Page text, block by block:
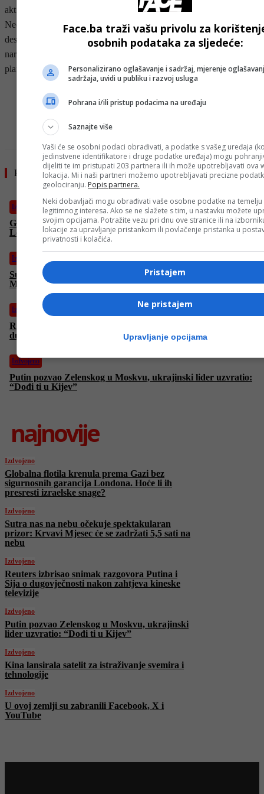
aktivnost na Karibima: “Zamislite da ste u ratu i izgubite 300.000…
Nećemo dopustiti da se to dogodi”, rekao je. Izvori su naveli da će
deset borbenih aviona biti upućeno u operacije protiv određenih
narkoterorističkih organizacija na jugu Kariba, s dolaskom
planiranim do kraja sljedeće sedmice.
Pročitajte još
Izdvojeno
Globalna flotila krenula prema Gazi bez sigurnosnih garancija
Londona. Hoće li ih presresti izraelske snage?
Izdvojeno
Sutra nas na nebu očekuje spektakularan prizor: Krvavi
Mjesec će se zadržati 5,5 sati na nebu
Izdvojeno
Reuters izbrisao snimak razgovora Putina i Sija o
dugovječnosti nakon zahtjeva kineske televizije
Izdvojeno
Putin pozvao Zelenskog u Moskvu, ukrajinski lider uzvratio:
“Dođi ti u Kijev”
najnovije
Izdvojeno
Globalna flotila krenula prema Gazi bez
sigurnosnih garancija Londona. Hoće li ih
presresti izraelske snage?
Izdvojeno
Sutra nas na nebu očekuje spektakularan
prizor: Krvavi Mjesec će se zadržati 5,5 sati na
nebu
Izdvojeno
Reuters izbrisao snimak razgovora Putina i
Sija o dugovječnosti nakon zahtjeva kineske
televizije
Izdvojeno
Putin pozvao Zelenskog u Moskvu, ukrajinski
lider uzvratio: “Dođi ti u Kijev”
Izdvojeno
Kina lansirala satelit za istraživanje svemira i
tehnologije
Izdvojeno
U ovoj zemlji su zabranili Facebook, X i
YouTube
Face.ba traži vašu privolu za
osobnih podataka za sljedeće:
Personalizirano oglašavanje i sadržaj, mjerenje
sadržaja, uvidi u publiku i razvoj usluga
Pohrana i/ili pristup podacima na uređaju
Saznajte više
Vaši će se osobni podaci obrađivati, a podatke s vašeg uređaja
jedinstvene identifikatore i druge podatke uređaja) mogu
dijeliti te im pristupati 203 partnera ili ih može upotrebljavati ova
lokacija. Mi i naši partneri možemo upotrebljavati precizne
geolociranju. Popis partnera.
Neki dobavljači mogu obrađivati vaše osobne podatke na temelju
legitimnog interesa. Ako se ne slažete s tim, u nastavku možete
svojim opcijama. Potražite vezu pri dnu ove stranice ili na
lokacije za upravljanje pristankom ili povlačenje pristanka u
privatnosti i kolačića.
Pristajem
Ne pristajem
Upravljanje opcijama